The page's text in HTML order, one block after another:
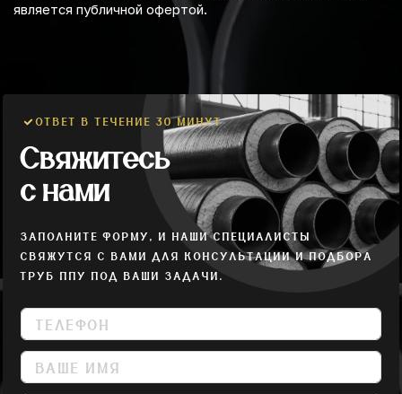
является публичной офертой.
ОТВЕТ В ТЕЧЕНИЕ 30 МИНУТ
Свяжитесь
с нами
ЗАПОЛНИТЕ ФОРМУ, И НАШИ СПЕЦИАЛИСТЫ
СВЯЖУТСЯ С ВАМИ ДЛЯ КОНСУЛЬТАЦИИ И ПОДБОРА
ТРУБ ППУ ПОД ВАШИ ЗАДАЧИ.